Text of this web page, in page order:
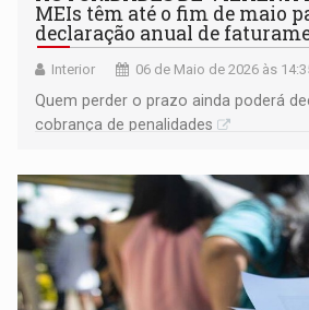
MEIs têm até o fim de maio
declaração anual de
Interior 06 de Maio de 2026 às
Quem perder o prazo ainda poderá
cobrança de penalidades